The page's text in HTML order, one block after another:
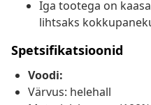
Iga tootega on
lihtsaks
Spetsifikatsioonid
Voodi:
Värvus: helehall